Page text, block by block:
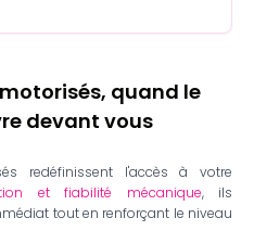
quand le
devant vous
redéfinissent l'accès à votre
et fiabilité mécanique, ils
tout en renforçant le niveau